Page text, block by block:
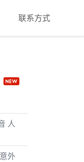
联系方式
人
外